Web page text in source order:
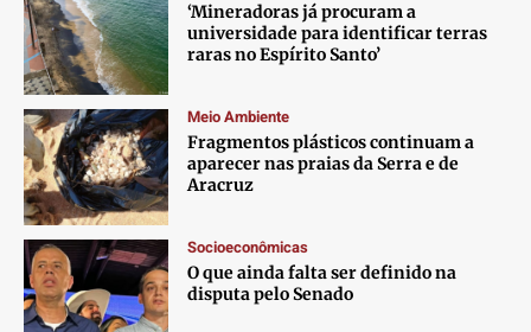
‘Mineradoras já procuram a
universidade para identificar terras
raras no Espírito Santo’
Meio Ambiente
Fragmentos plásticos continuam a
aparecer nas praias da Serra e de
Aracruz
Socioeconômicas
O que ainda falta ser definido na
disputa pelo Senado